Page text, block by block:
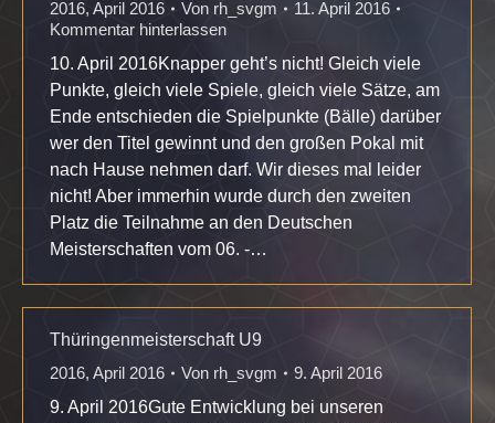
2016, April 2016 Von rh_svgm
11. April 2016
Kommentar hinterlassen
10. April 2016Knapper geht’s nicht! Gleich viele
Punkte, gleich viele Spiele, gleich viele Sätze, am
Ende entschieden die Spielpunkte (Bälle) darüber
wer den Titel gewinnt und den großen Pokal mit
nach Hause nehmen darf. Wir dieses mal leider
nicht! Aber immerhin wurde durch den zweiten
Platz die Teilnahme an den Deutschen
Meisterschaften vom 06. -…
Thüringenmeisterschaft U9
2016, April 2016 Von rh_svgm
9. April 2016
9. April 2016Gute Entwicklung bei unseren